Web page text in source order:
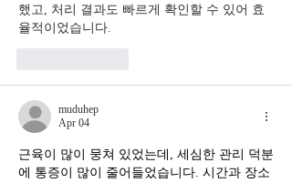
했고, 처리 결과도 빠르게 확인할 수 있어 효
율적이었습니다.
muduhep
Apr 04
근육이 많이 뭉쳐 있었는데, 세심한 관리 덕분
에 통증이 많이 줄어들었습니다. 시간과 장소